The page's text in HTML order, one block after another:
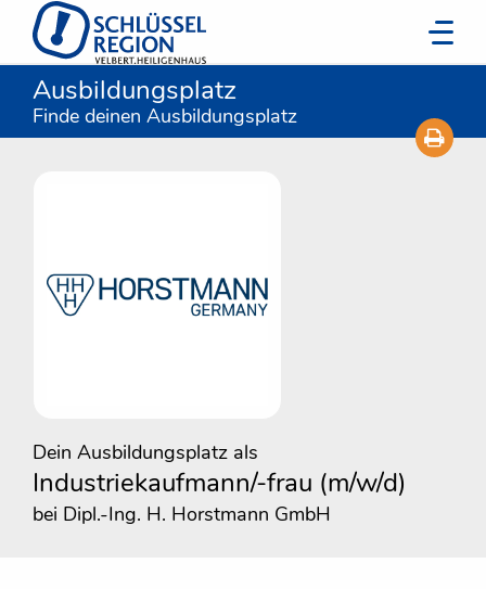
Ausbildungsplatz
Finde deinen Ausbildungsplatz
Dein Ausbildungsplatz als
Industriekaufmann/-frau (m/w/d)
bei Dipl.-Ing. H. Horstmann GmbH